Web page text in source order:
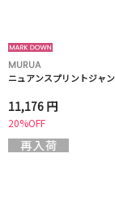
MURUA
ニュアンスプリントジャ
11,176 円
20%OFF